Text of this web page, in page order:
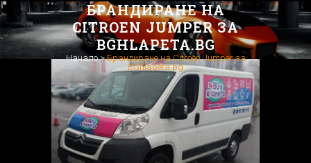
БРАНДИРАНЕ НА
CITROEN JUMPER ЗА
BGHLAPETA.BG
Начало>Брандиране на Citroen Jumper за
BGhlapeta.bg